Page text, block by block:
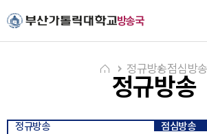
방송국
정규방송
정규방송점심방송
정규방송 점심방송